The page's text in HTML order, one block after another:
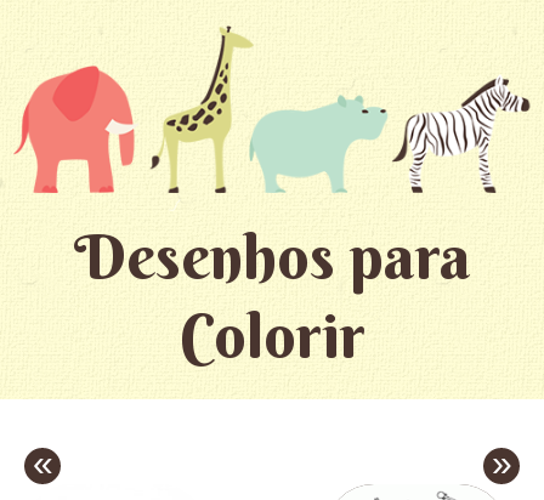
Desenhos para
Colorir
« »